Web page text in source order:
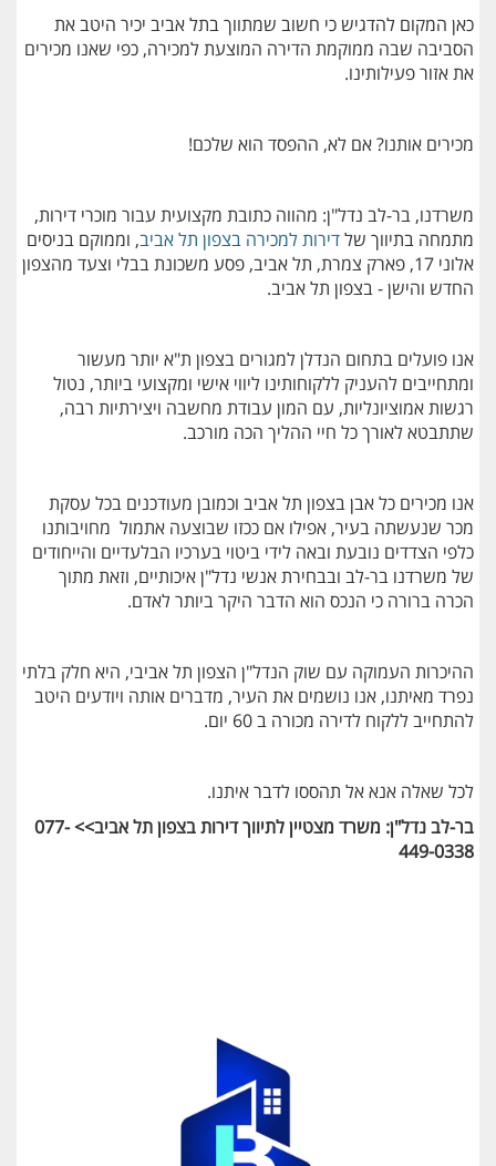
כאן המקום להדגיש כי חשוב שמתווך בתל אביב יכיר היטב את
הסביבה שבה ממוקמת הדירה המוצעת למכירה, כפי שאנו מכירים
את אזור פעילותינו.
מכירים אותנו? אם לא, ההפסד הוא שלכם!
משרדנו, בר-לב נדל"ן: מהווה כתובת מקצועית עבור מוכרי דירות,
מתמחה בתיווך שלדירות למכירה בצפון תל אביב, וממוקם בניסים
אלוני 17, פארק צמרת, תל אביב, פסע משכונת בבלי וצעד מהצפון
החדש והישן - בצפון תל אביב.
אנו פועלים בתחום הנדלן למגורים בצפון ת"א יותר מעשור
ומתחייבים להעניק ללקוחותינו ליווי אישי ומקצועי ביותר, נטול
רגשות אמוציונליות, עם המון עבודת מחשבה ויצירתיות רבה,
שתתבטא לאורך כל חיי ההליך הכה מורכב.
אנו מכירים כל אבן בצפון תל אביב וכמובן מעודכנים בכל עסקת
מכר שנעשתה בעיר, אפילו אם ככזו שבוצעה אתמול מחויבותנו
כלפי הצדדים נובעת ובאה לידי ביטוי בערכיו הבלעדיים והייחודים
של משרדנו בר-לב ובבחירת אנשי נדל"ן איכותיים, וזאת מתוך
הכרה ברורה כי הנכס הוא הדבר היקר ביותר לאדם.
ההיכרות העמוקה עם שוק הנדל"ן הצפון תל אביבי, היא חלק בלתי
נפרד מאיתנו, אנו נושמים את העיר, מדברים אותה ויודעים היטב
להתחייב ללקוח לדירה מכורה ב 60 יום.
לכל שאלה אנא אל תהססו לדבר איתנו.
בר-לב נדל"ן: משרד מצטיין לתיווך דירות בצפון תל אביב>> 077-
449-0338